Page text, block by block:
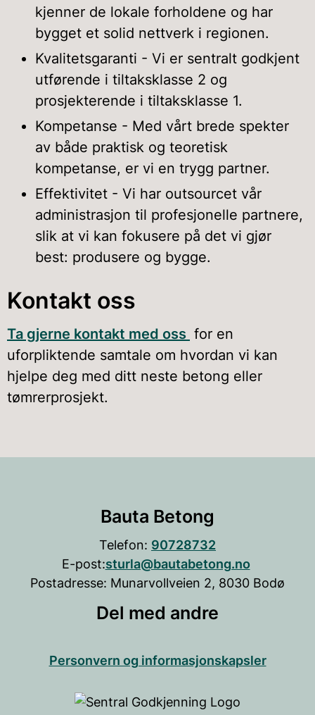
kjenner de lokale forholdene og har
bygget et solid nettverk i regionen.
Kvalitetsgaranti - Vi er sentralt godkjent
utførende i tiltaksklasse 2 og
prosjekterende i tiltaksklasse 1.
Kompetanse - Med vårt brede spekter
av både praktisk og teoretisk
kompetanse, er vi en trygg partner.
Effektivitet - Vi har outsourcet vår
administrasjon til profesjonelle partnere,
slik at vi kan fokusere på det vi gjør
best: produsere og bygge.
Kontakt oss
Ta gjerne kontakt med oss for en
uforpliktende samtale om hvordan vi kan
hjelpe deg med ditt neste betong eller
tømrerprosjekt.
Bauta Betong
Telefon: 90728732
E-post:sturla@bautabetong.no
Postadresse: Munarvollveien 2, 8030 Bodø
Del med andre
Del
Facebook
Del
Twitter
Del
LinkedIn
Del
E-
Personvern og informasjonskapsler